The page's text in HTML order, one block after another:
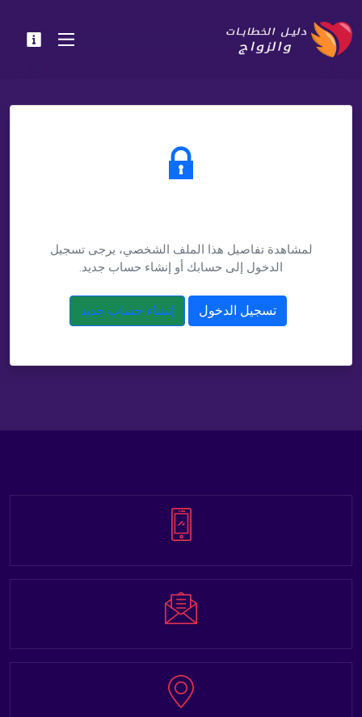
لمشاهدة تفاصيل هذا الملف الشخصي، يرجى تسجيل
الدخول إلى حسابك أو إنشاء حساب جديد.
تسجيل الدخول إنشاء حساب جديد